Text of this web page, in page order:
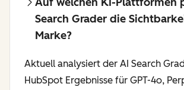
Search Grader die
Marke?
Aktuell analysiert der AI Search
HubSpot Ergebnisse für GPT-4o,